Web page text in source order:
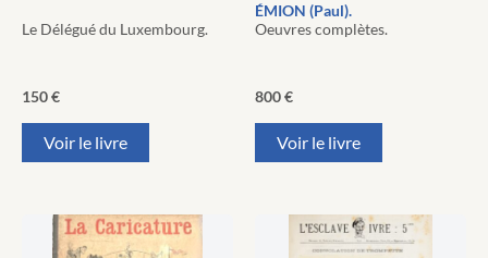
Le Délégué du Luxembourg.
150€
Voir le livre
ÉMION (Paul).
Oeuvres complètes.
800€
Voir le livre